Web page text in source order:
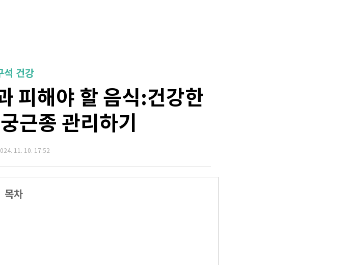
석 건강
피해야 할 음식:건강한
근종 관리하기
11. 10. 17:52
목차